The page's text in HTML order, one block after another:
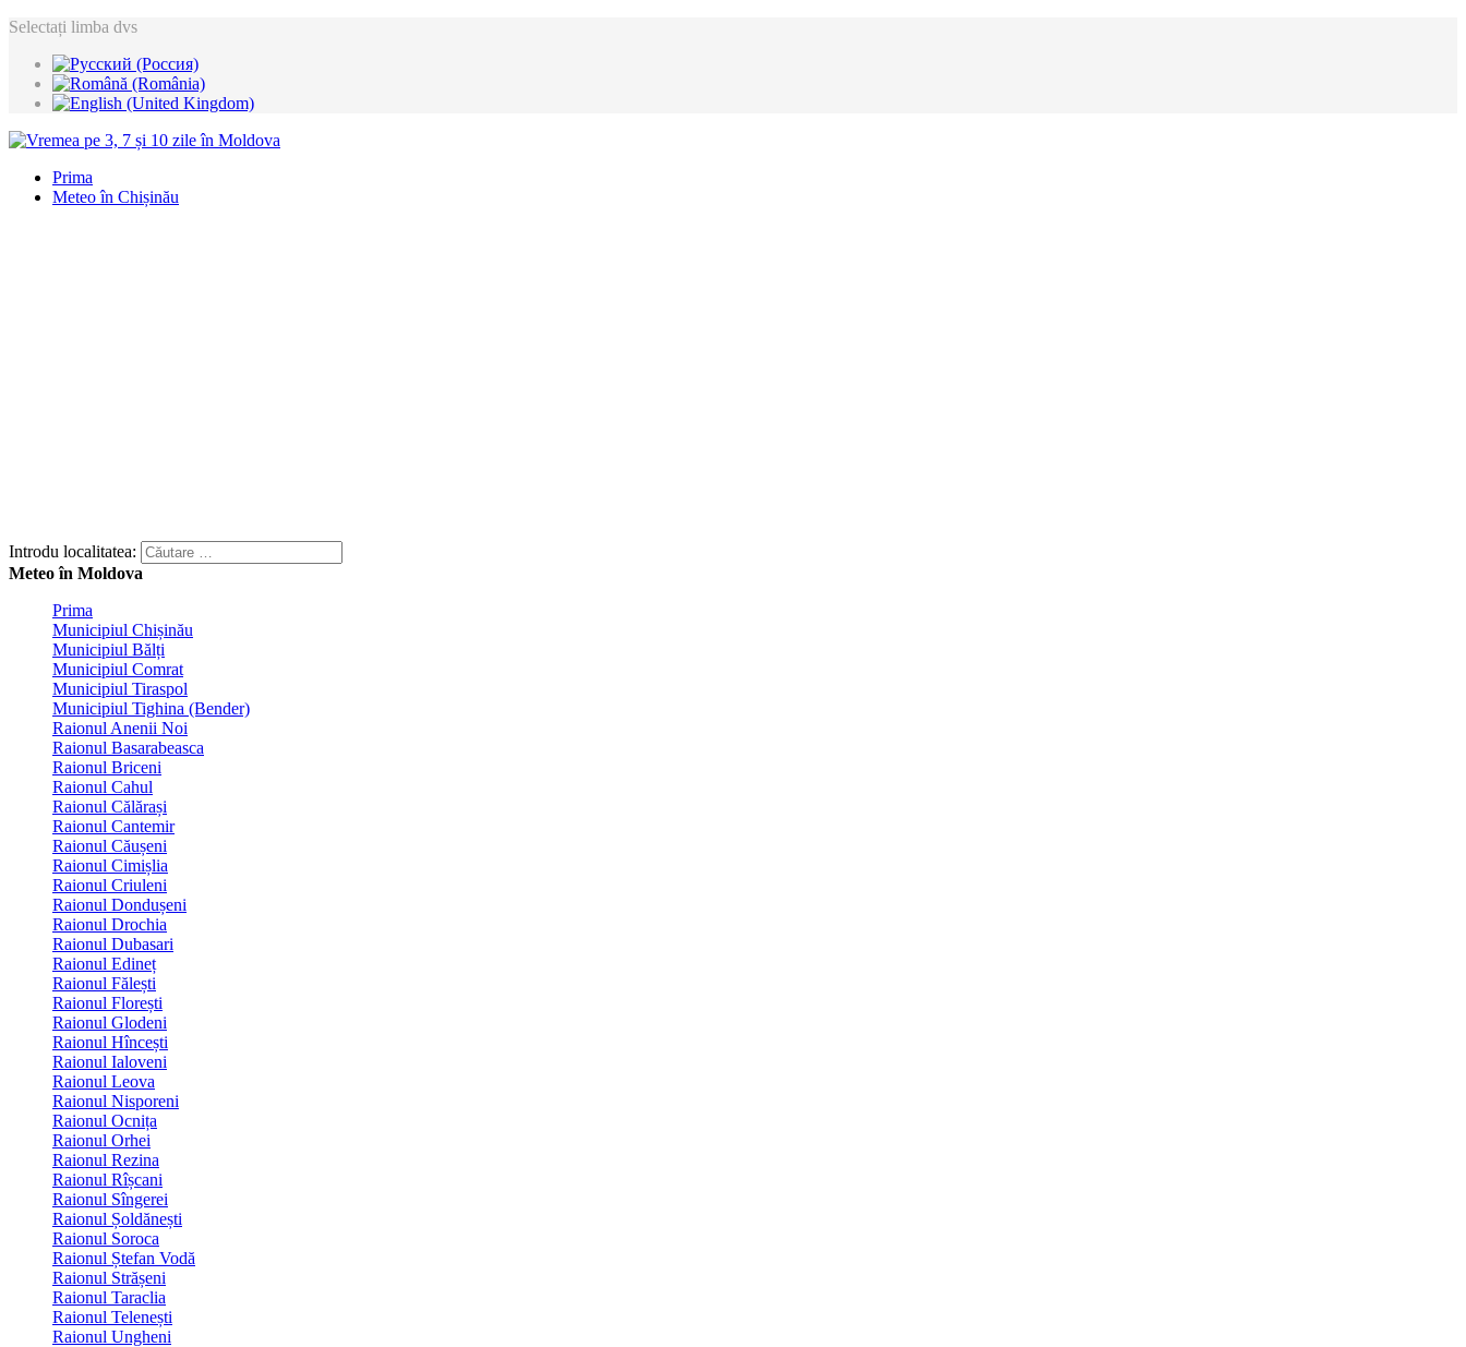
Selectați limba dvs
Prima
Meteo în Chișinău
Introdu localitatea:
Meteo în Moldova
Prima
Municipiul Chișinău
Municipiul Bălți
Municipiul Comrat
Municipiul Tiraspol
Municipiul Tighina (Bender)
Raionul Anenii Noi
Raionul Basarabeasca
Raionul Briceni
Raionul Cahul
Raionul Călărași
Raionul Cantemir
Raionul Căușeni
Raionul Cimișlia
Raionul Criuleni
Raionul Dondușeni
Raionul Drochia
Raionul Dubasari
Raionul Edineț
Raionul Fălești
Raionul Florești
Raionul Glodeni
Raionul Hîncești
Raionul Ialoveni
Raionul Leova
Raionul Nisporeni
Raionul Ocnița
Raionul Orhei
Raionul Rezina
Raionul Rîșcani
Raionul Sîngerei
Raionul Șoldănești
Raionul Soroca
Raionul Ștefan Vodă
Raionul Strășeni
Raionul Taraclia
Raionul Telenești
Raionul Ungheni